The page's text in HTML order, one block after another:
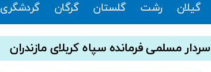
گیلان رشت گلستان گرگان گردشگری
سردار مسلمی فرمانده سپاه کربلای مازندران